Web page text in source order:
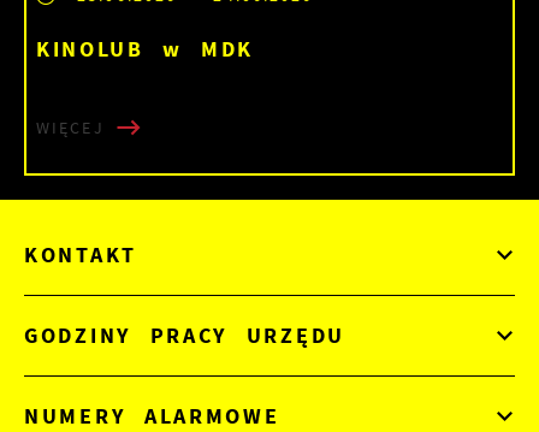
KINOLUB w MDK
WIĘCEJ
KONTAKT
GODZINY PRACY URZĘDU
NUMERY ALARMOWE